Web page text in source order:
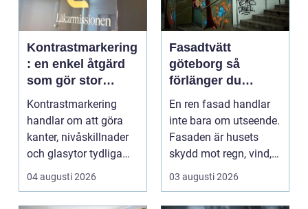
Kontrastmarkering
: en enkel åtgärd
som gör stor
skillnad
Kontrastmarkering
handlar om att göra
kanter, nivåskillnader
och glasytor tydliga
med hj&...
04 augusti 2026
Fasadtvätt
göteborg så
förlänger du
fasadens livslängd
En ren fasad handlar
inte bara om utseende.
Fasaden är husets
skydd mot regn, vind,
avgaser och påvä...
03 augusti 2026